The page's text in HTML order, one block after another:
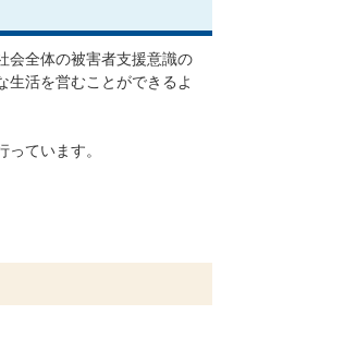
会全体の被害者支援意識の
生活を営むことができるよ
ています。